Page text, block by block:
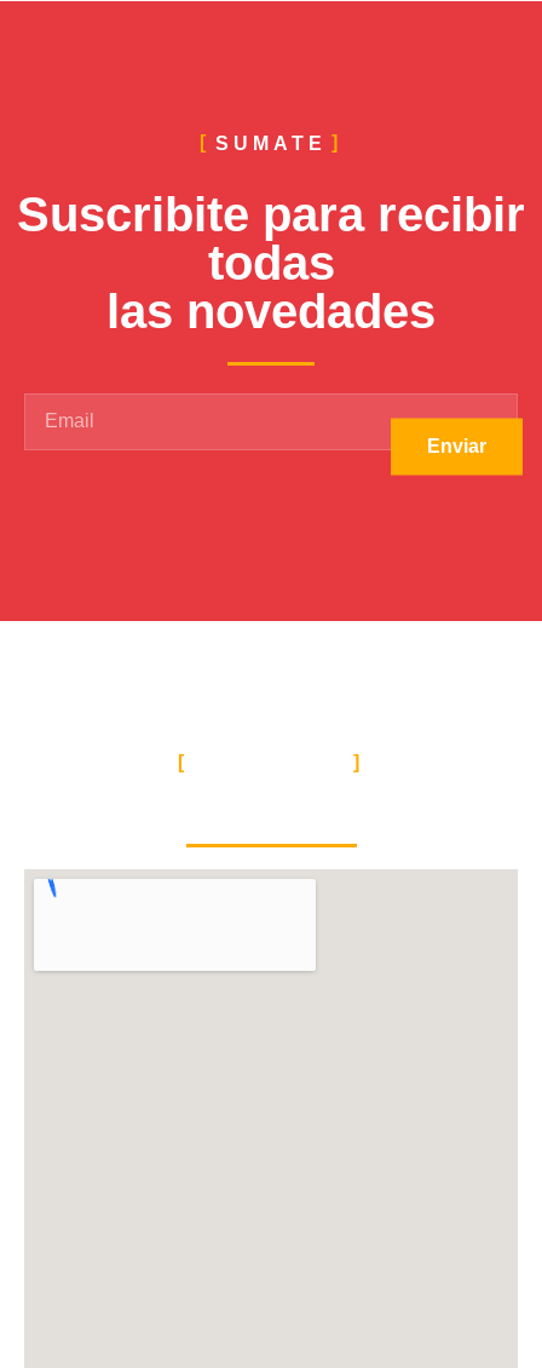
SUMATE
Suscribite para recibir
todas
las novedades
Enviar